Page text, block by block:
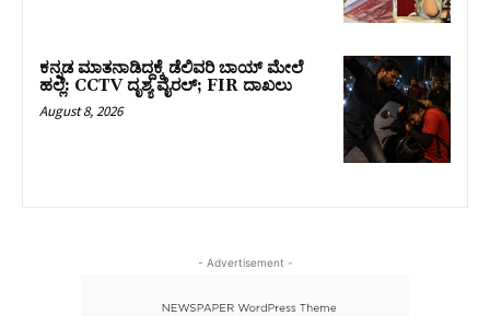
ಕನ್ನಡ ಮಾತನಾಡಿದ್ದಕ್ಕೆ ಡೆಲಿವರಿ ಬಾಯ್ ಮೇಲೆ
ಹಲ್ಲೆ: CCTV ದೃಶ್ಯ ವೈರಲ್; FIR ದಾಖಲು
August 8, 2026
- Advertisement -